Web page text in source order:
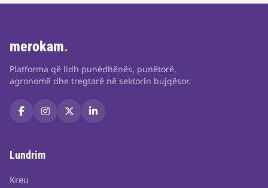
merokam.
Platforma që lidh punëdhënës, punëtorë,
agronomë dhe tregtarë në sektorin bujqësor.
Lundrim
Kreu